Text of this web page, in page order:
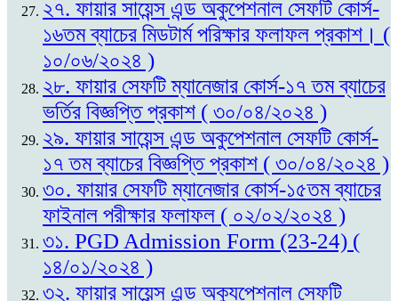
২৭. ফায়ার সায়েন্স এন্ড অকুপেশনাল সেফটি কোর্স-
১৬তম ব্যাচের মিডটার্ম পরিক্ষার ফলাফল প্রকাশ। (
১০/০৬/২০২৪ )
২৮. ফায়ার সেফটি ম্যানেজার কোর্স-১৭ তম ব্যাচের
ভর্তির বিজ্ঞপ্তি প্রকাশ ( ৩০/০৪/২০২৪ )
২৯. ফায়ার সায়েন্স এন্ড অকুপেশনাল সেফটি কোর্স-
১৭ তম ব্যাচের বিজ্ঞপ্তি প্রকাশ ( ৩০/০৪/২০২৪ )
৩০. ফায়ার সেফটি ম্যানেজার কোর্স-১৫তম ব্যাচের
ফাইনাল পরীক্ষার ফলাফল ( ০২/০২/২০২৪ )
৩১. PGD Admission Form (23-24) (
১৪/০১/২০২৪ )
৩২. ফায়ার সায়েন্স এন্ড অক্যুপেশনাল সেফটি